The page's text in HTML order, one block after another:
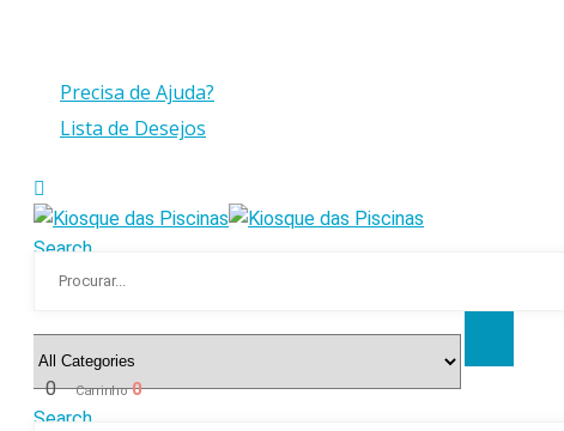
Precisa de Ajuda?
Lista de Desejos
Search
0 Carrinho0
Search